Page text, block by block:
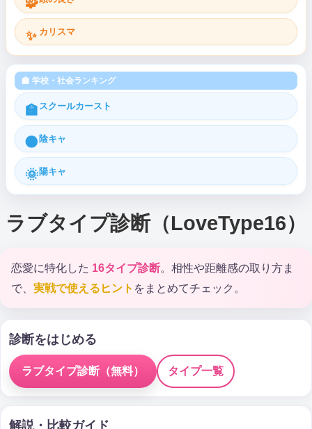
🧩
✨ カリスマ
🏫 学校・社会ランキング
🏫 スクールカースト
🌑 陰キャ
🌞陽キャ
ラブタイプ診断（LoveType16）
恋愛に特化した 16タイプ診断。相性や距離感の取り方ま
で、 実戦で使えるヒント をまとめてチェック。
診断をはじめる
ラブタイプ診断（無料） タイプ一覧
解説・比較ガイド